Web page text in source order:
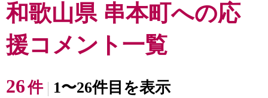
和歌山県 串本町への応
援コメント一覧
26件 1〜26件目を表示